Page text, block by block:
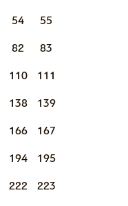
54 55
82 83
110 111
138 139
166 167
194 195
222 223